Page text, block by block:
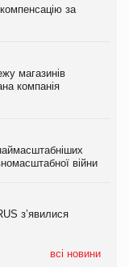
за
магазинів
компанія
війни
з’явилися
всі новини
з’явилися
вироби на
шоколаду
за
за квартал